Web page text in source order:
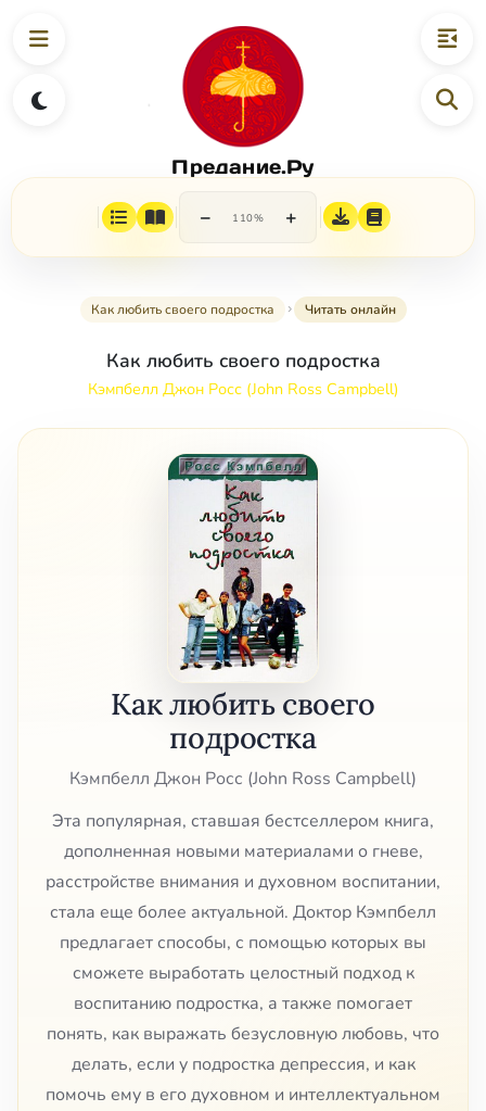
Предание.Ру
− 110% +
Как любить своего подростка Читать онлайн
Как любить своего подростка
Кэмпбелл Джон Росс (John Ross Campbell)
Как любить своего
подростка
Кэмпбелл Джон Росс (John Ross Campbell)
Эта популярная, ставшая бестселлером книга,
дополненная новыми материалами о гневе,
расстройстве внимания и духовном воспитании,
стала еще более актуальной. Доктор Кэмпбелл
предлагает способы, с помощью которых вы
сможете выработать целостный подход к
воспитанию подростка, а также помогает
понять, как выражать безусловную любовь, что
делать, если у подростка депрессия, и как
помочь ему в его духовном и интеллектуальном